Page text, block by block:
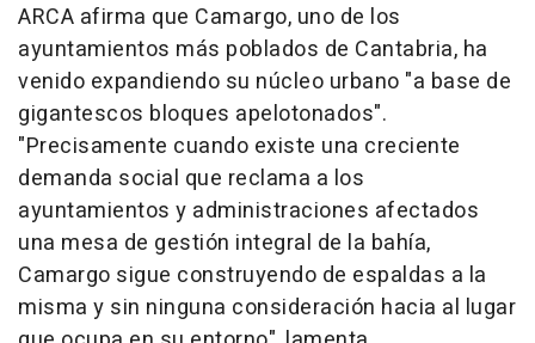
ARCA afirma que Camargo, uno de los
ayuntamientos más poblados de Cantabria, ha
venido expandiendo su núcleo urbano "a base de
gigantescos bloques apelotonados".
"Precisamente cuando existe una creciente
demanda social que reclama a los
ayuntamientos y administraciones afectados
una mesa de gestión integral de la bahía,
Camargo sigue construyendo de espaldas a la
misma y sin ninguna consideración hacia al lugar